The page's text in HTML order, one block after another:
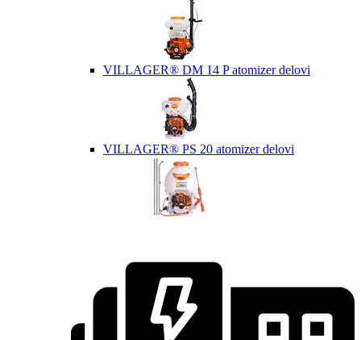
VILLAGER® DM 14 P atomizer delovi
VILLAGER® PS 20 atomizer delovi